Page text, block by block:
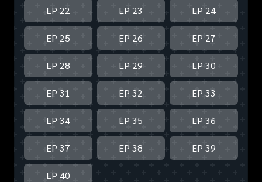
EP 22 EP 23 EP 24
EP 25 EP 26 EP 27
EP 28 EP 29 EP 30
EP 31 EP 32 EP 33
EP 34 EP 35 EP 36
EP 37 EP 38 EP 39
EP 40